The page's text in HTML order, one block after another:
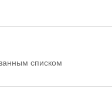
списком